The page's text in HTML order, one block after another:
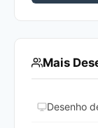
Mais
Desenho